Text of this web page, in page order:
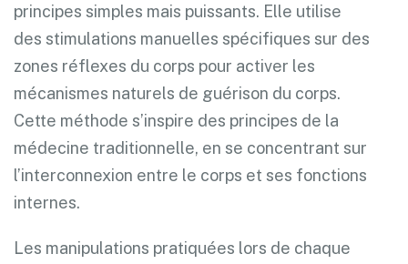
principes simples mais puissants. Elle utilise
des stimulations manuelles spécifiques sur des
zones réflexes du corps pour activer les
mécanismes naturels de guérison du corps.
Cette méthode s’inspire des principes de la
médecine traditionnelle, en se concentrant sur
l’interconnexion entre le corps et ses fonctions
internes.
Les manipulations pratiquées lors de chaque